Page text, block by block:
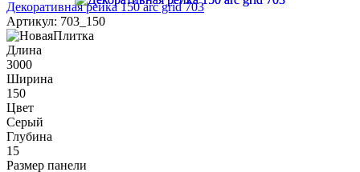
Декоративная рейка 150 arc grid 703
Артикул: 703_150
Длина
3000
Ширина
150
Цвет
Серый
Глубина
15
Размер панели